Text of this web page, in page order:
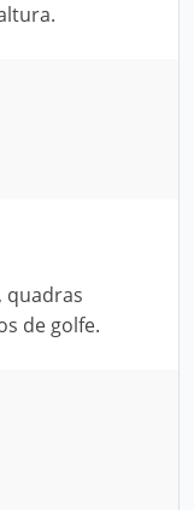
quadras
de golfe.